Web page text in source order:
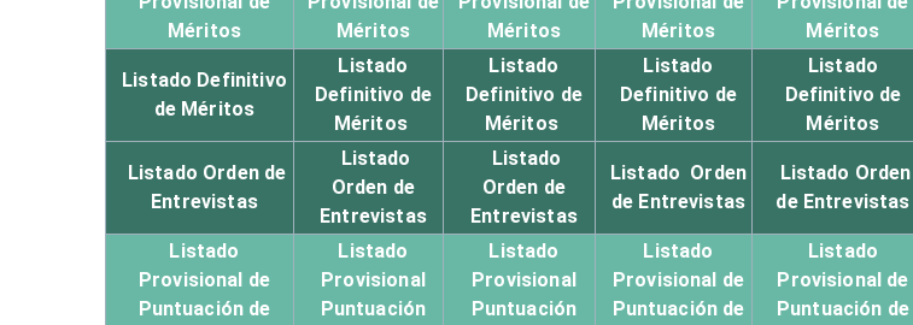
Méritos
Méritos
Méritos
Méritos
Méritos
Listado Definitivo
de Méritos
Listado
Definitivo de
Méritos
Listado
Definitivo de
Méritos
Listado
Definitivo de
Méritos
Listado
Definitivo de
Méritos
Listado Orden de
Entrevistas
Listado
Orden de
Entrevistas
Listado
Orden de
Entrevistas
Listado Orden
de Entrevistas
Listado Orden
de Entrevistas
Listado
Provisional de
Puntuación de
Listado
Provisional
Puntuación
Listado
Provisional
Puntuación
Listado
Provisional de
Puntuación de
Listado
Provisional de
Puntuación de